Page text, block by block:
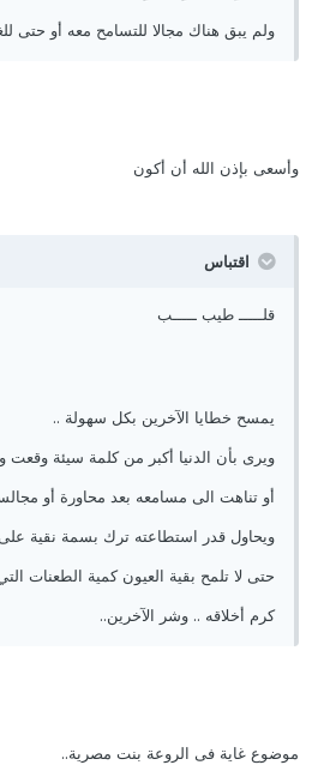
ولم يبق هناك مجالا للتسامح معه أو حتى
وأسعى بإذن الله أن أكون
اقتباس
قلـــــ طيب ـــــب
يمسح خطايا الآخرين بكل سهولة ..
ويرى بأن الدنيا أكبر من كلمة سيئة وقعت
أو تناهت الى مسامعه بعد محاورة أو
ويحاول قدر استطاعته ترك بسمة نقية
حتى لا تلمح بقية العيون كمية الطعنات
كرم أخلاقه .. وشر الآخرين..
موضوع غاية فى الروعة بنت مصرية..